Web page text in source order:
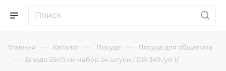
Главная — Каталог — Посуда — Посуда для общепита
— Блюдо 25х15 см набор 24 штуки / DR-349 /уп 1/